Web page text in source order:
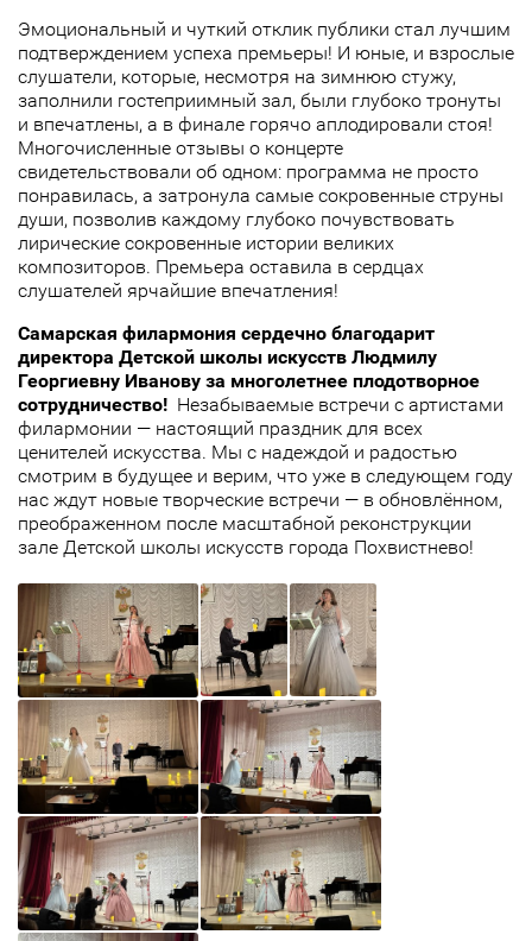
Эмоциональный и чуткий отклик публики стал лучшим
подтверждением успеха премьеры! И юные, и взрослые
слушатели, которые, несмотря на зимнюю стужу,
заполнили гостеприимный зал, были глубоко тронуты
и впечатлены, а в финале горячо аплодировали стоя!
Многочисленные отзывы о концерте
свидетельствовали об одном: программа не просто
понравилась, а затронула самые сокровенные струны
души, позволив каждому глубоко почувствовать
лирические сокровенные истории великих
композиторов. Премьера оставила в сердцах
слушателей ярчайшие впечатления!
Самарская филармония сердечно благодарит
директора Детской школы искусств Людмилу
Георгиевну Иванову за многолетнее плодотворное
сотрудничество! Незабываемые встречи с артистами
филармонии — настоящий праздник для всех
ценителей искусства. Мы с надеждой и радостью
смотрим в будущее и верим, что уже в следующем году
нас ждут новые творческие встречи — в обновлённом,
преображенном после масштабной реконструкции
зале Детской школы искусств города Похвистнево!